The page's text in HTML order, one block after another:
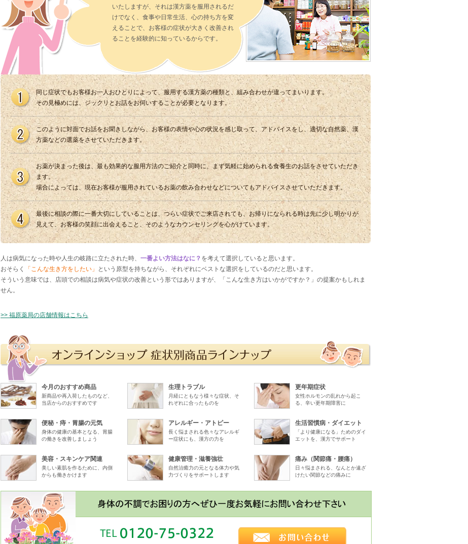
いたしますが、それは漢方薬を服用されるだ
けでなく、食事や日常生活、心の持ち方を変
えることで、お客様の症状が大きく改善され
ることを経験的に知っているからです。
同じ症状でもお客様お一人おひとりによって、服用する漢方薬の種類と、組み合わせが違ってまいります。
その見極めには、ジックリとお話をお伺いすることが必要となります。
このように対面でお話をお聞きしながら、お客様の表情や心の状況を感じ取って、アドバイスをし、適切な自然薬、漢
方薬などの選薬をさせていただきます。
お薬が決まった後は、最も効果的な服用方法のご紹介と同時に、まず気軽に始められる食養生のお話をさせていただき
ます。
場合によっては、現在お客様が服用されているお薬の飲み合わせなどについてもアドバイスさせていただきます。
最後に相談の際に一番大切にしていることは、つらい症状でご来店されても、お帰りになられる時は先に少し明かりが
見えて、お客様の笑顔に出会えること、そのようなカウンセリングを心がけています。
人は病気になった時や人生の岐路に立たされた時、 一番よい方法はなに？ を考えて選択していると思います。
おそらく
「こんな生き方をしたい」
という原型を持ちながら、それぞれにベストな選択をしているのだと思います。
そういう意味では、店頭での相談は病気や症状の改善という形ではありますが、「こんな生き方はいかがですか？」の提案かもしれま
せん。
>> 福原薬局の店舗情報はこちら
今月のおすすめ商品
新商品や再入荷したものなど、
当店からのおすすめです
生理トラブル
月経にともなう様々な症状、そ
れぞれに合ったものを
更年期症状
女性ホルモンの乱れから起こ
る、辛い更年期障害に
便秘・痔・胃腸の元気
身体の健康の基本となる、胃腸
の働きを改善しましょう
アレルギー・アトピー
長く悩まされる色々なアレルギ
ー症状にも、漢方の力を
生活習慣病・ダイエット
「より健康になる」ためのダイ
エットを、漢方でサポート
美容・スキンケア関連
美しい素肌を作るために、内側
からも働きかけます
健康管理・滋養強壮
自然治癒力の元となる体力や気
力づくりをサポートします
痛み（関節痛・腰痛）
日々悩まされる、なんとか遠ざ
けたい関節などの痛みに